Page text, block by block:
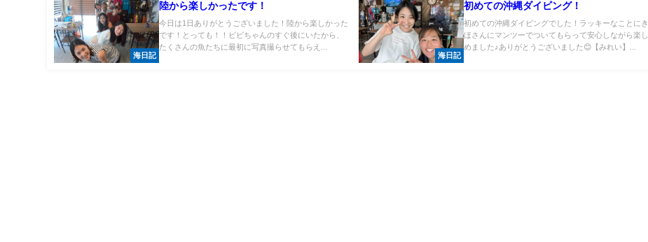
海日記
陸から楽しかったです！
今日は1日ありがとうございました！陸から楽しかった
です！とっても！！ビビちゃんのすぐ後にいたから、
たくさんの魚たちに最初に写真撮らせてもらえ...
海日記
初めての沖縄ダイビング！
初めての沖縄ダイビングでした！ラッキーなことにき
ほさんにマンツーでついてもらって安心しながら楽し
めました♪ありがとうございました😊【みれい】...